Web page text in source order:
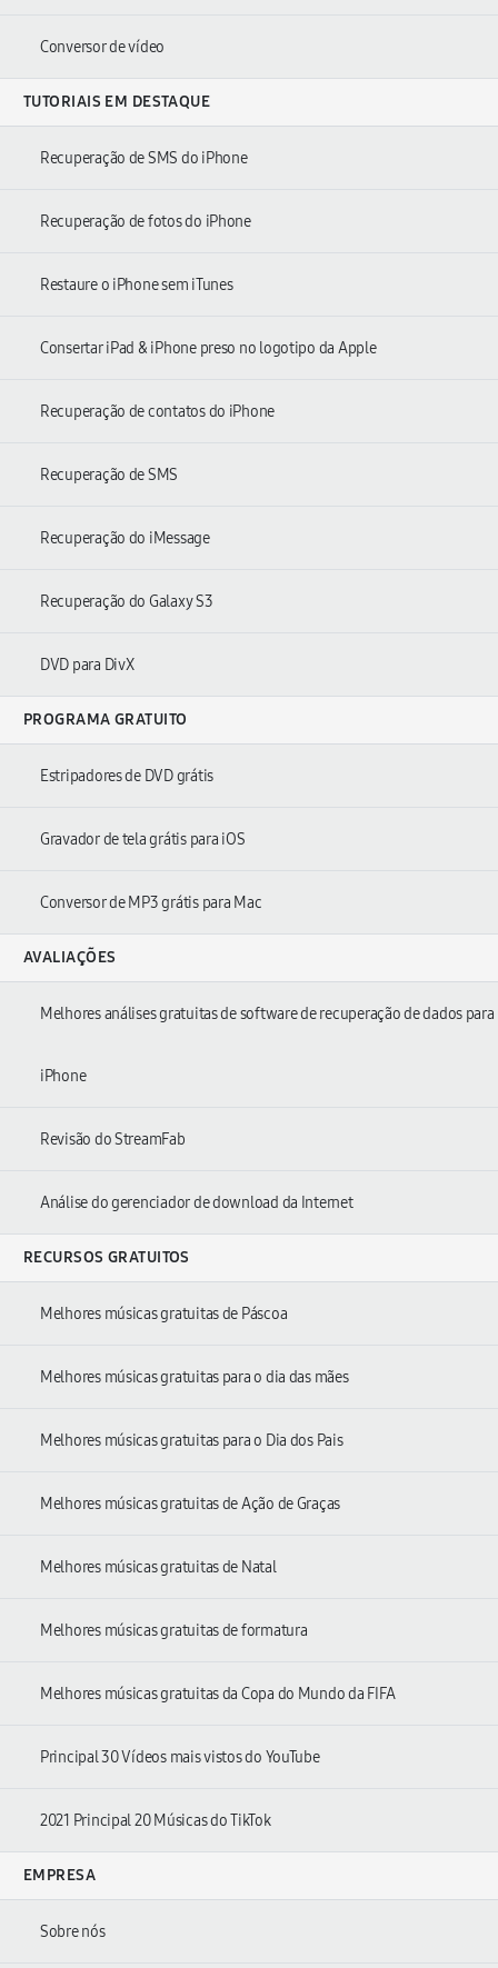
Conversor de vídeo
TUTORIAIS EM DESTAQUE
Recuperação de SMS do iPhone
Recuperação de fotos do iPhone
Restaure o iPhone sem iTunes
Consertar iPad & iPhone preso no logotipo da Apple
Recuperação de contatos do iPhone
Recuperação de SMS
Recuperação do iMessage
Recuperação do Galaxy S3
DVD para DivX
PROGRAMA GRATUITO
Estripadores de DVD grátis
Gravador de tela grátis para iOS
Conversor de MP3 grátis para Mac
AVALIAÇÕES
Melhores análises gratuitas de software de recuperação de dados para
iPhone
Revisão do StreamFab
Análise do gerenciador de download da Internet
RECURSOS GRATUITOS
Melhores músicas gratuitas de Páscoa
Melhores músicas gratuitas para o dia das mães
Melhores músicas gratuitas para o Dia dos Pais
Melhores músicas gratuitas de Ação de Graças
Melhores músicas gratuitas de Natal
Melhores músicas gratuitas de formatura
Melhores músicas gratuitas da Copa do Mundo da FIFA
Principal 30 Vídeos mais vistos do YouTube
2021 Principal 20 Músicas do TikTok
EMPRESA
Sobre nós